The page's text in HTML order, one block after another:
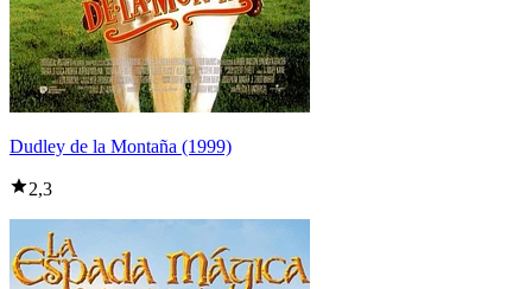
Dudley de la Montaña (1999)
2,3